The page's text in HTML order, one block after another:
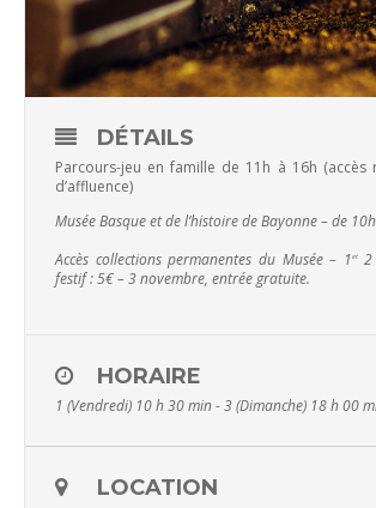
DÉTAILS
Parcours-jeu en famille de 11h à 16h (accès
d’affluence)
Musée Basque et de l’histoire de Bayonne –de
Accès collections permanentes du Musée – 1et 2
festif : 5€ – 3 novembre, entrée gratuite.
HORAIRE
1 (Vendredi) 10 h 30 min - 3 (Dimanche) 18 h 00
LOCATION